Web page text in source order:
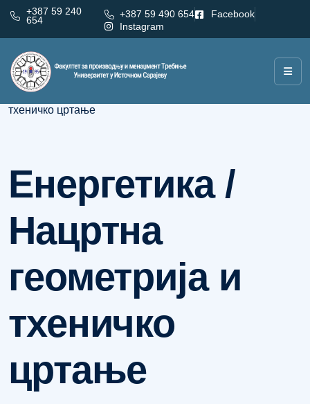
+387 59 240
654
+387 59 490 654
Facebook
Instagram
Категорија:
тхеничко цртање
Енергетика /
Нацртна
геометрија и
тхеничко
цртање